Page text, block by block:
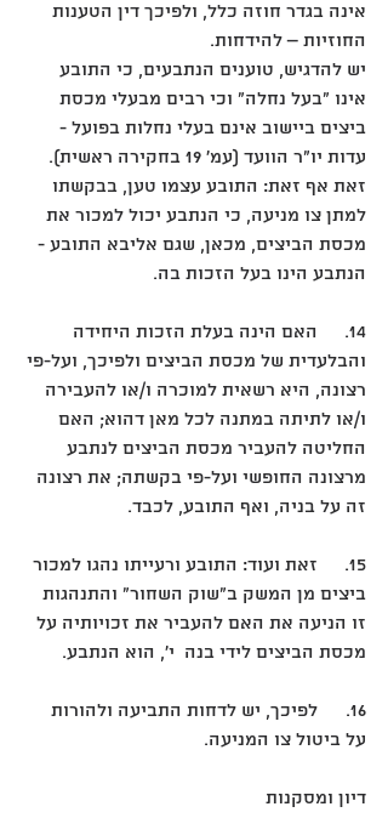
אינה בגדר חוזה כלל, ולפיכך דין הטענות
החוזיות – להידחות.
יש להדגיש, טוענים הנתבעים, כי התובע
אינו "בעל נחלה" וכי רבים מבעלי מכסת
ביצים ביישוב אינם בעלי נחלות בפועל -
עדות יו"ר הוועד (עמ' 19 בחקירה ראשית).
זאת אף זאת: התובע עצמו טען, בבקשתו
למתן צו מניעה, כי הנתבע יכול למכור את
מכסת הביצים, מכאן, שגם אליבא התובע -
הנתבע הינו בעל הזכות בה.
14.	האם הינה בעלת הזכות היחידה
והבלעדית של מכסת הביצים ולפיכך, ועל-פי
רצונה, היא רשאית למוכרה ו/או להעבירה
ו/או לתיתה במתנה לכל מאן דהוא; האם
החליטה להעביר מכסת הביצים לנתבע
מרצונה החופשי ועל-פי בקשתה; את רצונה
זה על בניה, ואף התובע, לכבד.
15.	זאת ועוד: התובע ורעייתו נהגו למכור
ביצים מן המשק ב"שוק השחור" והתנהגות
זו הניעה את האם להעביר את זכויותיה על
מכסת הביצים לידי בנה  י', הוא הנתבע.
16.	לפיכך, יש לדחות התביעה ולהורות
על ביטול צו המניעה.
דיון ומסקנות